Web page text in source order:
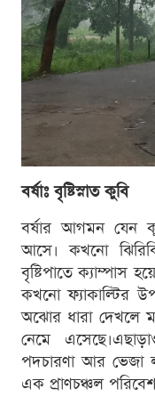
বর্ষাঃ বৃষ্টিস্নাত কুবি
বর্ষার আগমন যেন
আসে। কখনো
বৃষ্টিপাতে ক্যাম্পাস
কখনো ফ্যাকাল্টির
অঝোর ধারা দেখলে
নেমে
পদচারণা আর ভেজা
এক প্রাণচঞ্চল